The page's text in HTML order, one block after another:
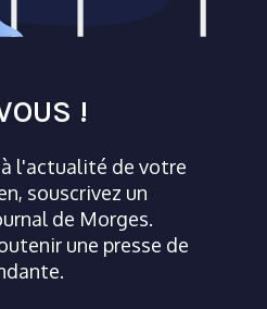
!
l'actualité de votre
souscrivez un
de Morges.
une presse de